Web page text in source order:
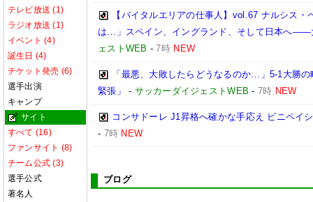
テレビ放送 (1)
ラジオ放送 (1)
イベント (4)
誕生日 (4)
チケット発売 (6)
選手出演
キャンプ
サイト
すべて (16)
ファンサイト (8)
チーム公式 (3)
選手公式
著名人
【バイタルエリアの仕事人】vol.67 ナルシス
は…」スペイン、イングランド、そして日本へ――
ェストWEB -7時 NEW
「最悪、大敗したらどうなるのか…」5-1大勝
緊張」
- サッカーダイジェストWEB - 7時 NEW
コンサドーレ J1昇格へ確かな手応え ビニペイ
- 7時 NEW
ブログ